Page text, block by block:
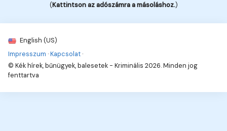
(Kattintson az adószámra a másoláshoz.)
English (US)
Impresszum ·Kapcsolat ·
© Kék hírek, bűnügyek, balesetek - Kriminális 2026. Minden jog
fenttartva